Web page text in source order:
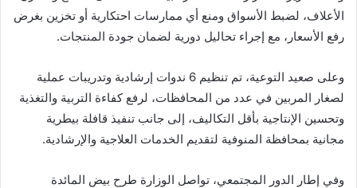
الأعلاف، لضبط الأسواق ومنع أي ممارسات احتكارية أو تخزين بغرض
رفع الأسعار، مع إجراء تحاليل دورية لضمان جودة المنتجات.
وعلى صعيد التوعية، تم تنظيم 6 ندوات إرشادية وتدريبات عملية
لصغار المربين في عدد من المحافظات، لرفع كفاءة التربية والتغذية
وتحسين الإنتاجية بأقل التكاليف، إلى جانب تنفيذ قافلة بيطرية
مجانية بمحافظة المنوفية لتقديم الخدمات العلاجية والإرشادية.
وفي إطار الدور المجتمعي، تواصل الوزارة طرح بيض المائدة